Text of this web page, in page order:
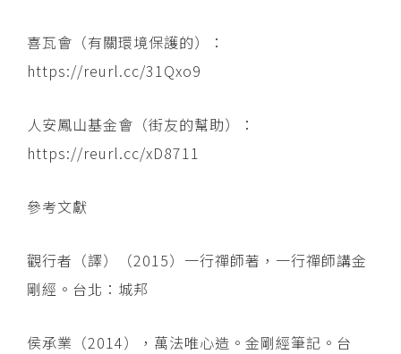
喜瓦會（有關環境保護的）：
https://reurl.cc/31Qxo9
人安鳳山基金會（街友的幫助）：
https://reurl.cc/xD8711
參考文獻
觀行者（譯）（2015）一行禪師著，一行禪師講金
剛經。台北：城邦
侯承業（2014），萬法唯心造。金剛經筆記。台